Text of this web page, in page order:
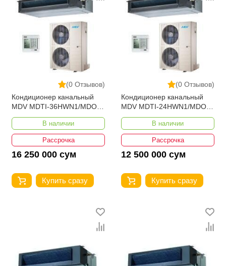
(0 Отзывов)
Кондиционер канальный
MDV MDTI-36HWN1/MDOU-
36HN1-L
В наличии
Рассрочка
16 250 000 сум
Купить сразу
(0 Отзывов)
Кондиционер канальный
MDV MDTI-24HWN1/MDOU-
24HN1-L
В наличии
Рассрочка
12 500 000 сум
Купить сразу